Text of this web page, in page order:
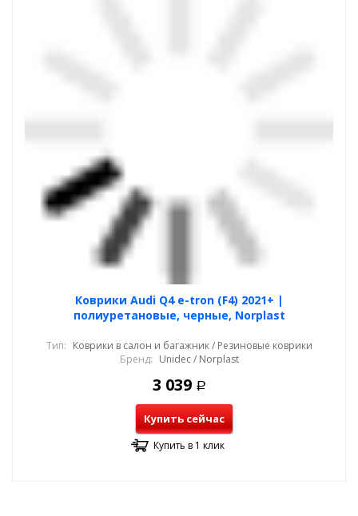
Коврики Audi Q4 e-tron (F4) 2021+ |
полиуретановые, черные, Norplast
Тип: Коврики в салон и багажник / Резиновые коврики
Бренд: Unidec / Norplast
3 039 Р
Купить сейчас
Купить в 1 клик